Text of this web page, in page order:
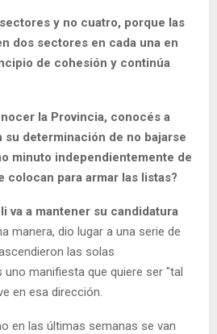
y no cuatro, porque las
dos sectores en cada una en
de cohesión y continúa
la Provincia, conocés a
su determinación de no bajarse
minuto independientemente de
colocan para armar las listas?
va a mantener su candidatura
manera, dio lugar a una serie de
las solas
uno manifiesta que quiere ser "tal
en esa dirección.
en las últimas semanas se van